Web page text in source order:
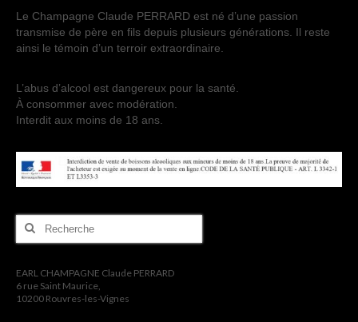
Le Champagne Claude PERRARD est né d’une passion
transmise de père en fils depuis plusieurs générations. Il reste
ainsi le témoin d’un terroir extraordinaire.
L’abus d’alcool est dangereux pour la santé.
À consommer avec modération.
Interdit aux moins de 18 ans.
Rechercher
EARL CHAMPAGNE Claude PERRARD
6 rue Saint Maurice,
10200 Rouvres-les-Vignes